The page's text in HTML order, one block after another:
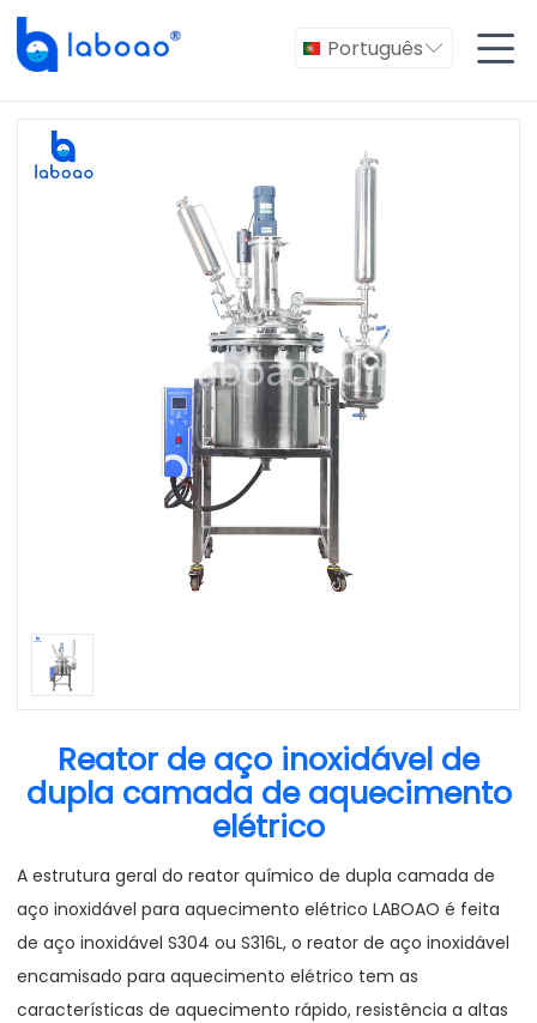
Português 
Reator de aço inoxidável de
dupla camada de aquecimento
elétrico
A estrutura geral do reator químico de dupla camada de
aço inoxidável para aquecimento elétrico LABOAO é feita
de aço inoxidável S304 ou S316L, o reator de aço inoxidável
encamisado para aquecimento elétrico tem as
características de aquecimento rápido, resistência a altas